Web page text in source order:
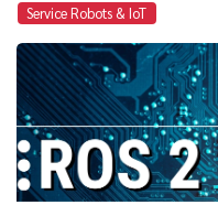
Service Robots & IoT